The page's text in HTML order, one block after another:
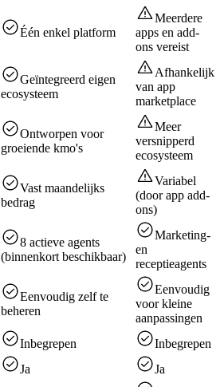
Één enkel platform
Meerdere
apps en add-
ons vereist
Geïntegreerd eigen
ecosysteem
Afhankelijk
van app
marketplace
Ontworpen voor
groeiende kmo's
Meer
versnipperd
ecosysteem
Vast maandelijks
bedrag
Variabel
(door app add-
ons)
8 actieve agents
(binnenkort beschikbaar)
Marketing-
en
receptieagents
Eenvoudig zelf te
beheren
Eenvoudig
voor kleine
aanpassingen
Inbegrepen
Inbegrepen
Ja Ja